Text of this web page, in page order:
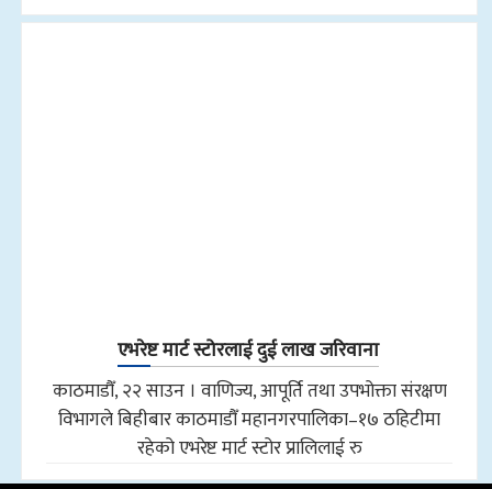
एभरेष्ट मार्ट स्टोरलाई दुई लाख जरिवाना
काठमाडौँ, २२ साउन । वाणिज्य, आपूर्ति तथा उपभोक्ता संरक्षण
विभागले बिहीबार काठमाडौँ महानगरपालिका–१७ ठहिटीमा
रहेको एभरेष्ट मार्ट स्टोर प्रालिलाई रु